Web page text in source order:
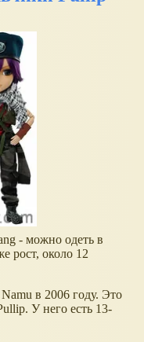
- можно одеть в
рост, около 12
в 2006 году. Это
У него есть 13-